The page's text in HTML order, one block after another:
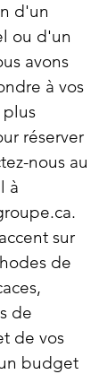
d'un
ou d'un
avons
à vos
plus
réserver
nous au
à
.
sur
de
de
de vos
budget